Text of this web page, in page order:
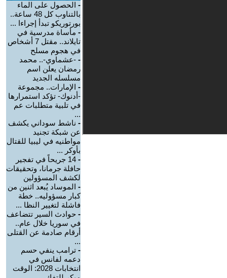
- الحصول على الماء
بالتناوب كل 48 ساعة..
بورتوريكو تبدأ إجراءا ...
- مأساة مدرسية في
تايلاند.. مقتل 7 أشخاص
في هجوم مسلح
- -عشماوي-.. محمد
رمضان يعلن اسم
مسلسله الجديد
- الإمارات.. مجموعة
-أدنوك- تؤكد استمرارها
في تلبية متطلبات عم
...
- ناشط سوداني يكشف
عن شبكة تجنيد
مواطنيه في ليبيا للقتال
بأوكر ...
-
14 جريحاً في تفجير
حافلة جرمانا، وتحقيقات
لكشف المسؤولين
- الموساد يُبعد اثنين من
كبار مسؤوليه.. خطة
فاشلة لتغيير النظا ...
- حوادث السير تتضاعف
في سوريا خلال عام..
أرقام صادمة عن القتلى
...
- ترامب ينفي حسم
دعمه لفانس في
انتخابات 2028: الوقت